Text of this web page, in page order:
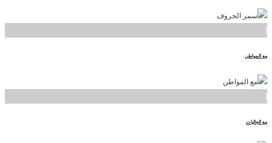
]
مع المواطن
]
مع الجاليات